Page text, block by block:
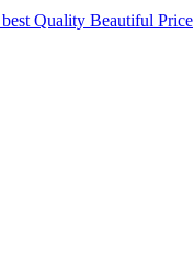
Quality Beautiful Price